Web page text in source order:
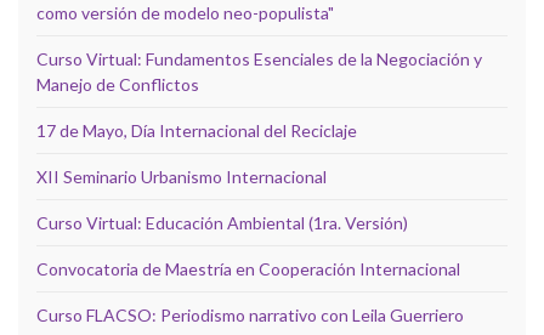
como versión de modelo neo-populista"
Curso Virtual: Fundamentos Esenciales de la Negociación y
Manejo de Conflictos
17 de Mayo, Día Internacional del Reciclaje
XII Seminario Urbanismo Internacional
Curso Virtual: Educación Ambiental (1ra. Versión)
Convocatoria de Maestría en Cooperación Internacional
Curso FLACSO: Periodismo narrativo con Leila Guerriero